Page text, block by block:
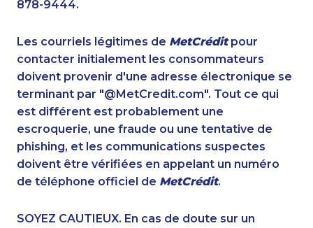
1-647-245-1055
1-778-401-2207
1-902-401-4987
1-438-230-2016
1-778-589-5290
1-778-654-8301
1-438-289-3502
1-647-715-6067
1-647-317-7147
1-778-662-5025
1-902-400-0948
1-778-401-2241
1-778-401-2196
1-514-613-1921
1-780-420-2380
878-9444.
Les courriels légitimes de MetCréditpour
contacter initialement les consommateurs
doivent provenir d'une adresse électronique se
terminant par "@MetCredit.com". Tout ce qui
est différent est probablement une
escroquerie, une fraude ou une tentative de
phishing, et les communications suspectes
doivent être vérifiées en appelant un numéro
de téléphone officiel de MetCrédit.
SOYEZ CAUTIEUX. En cas de doute sur un